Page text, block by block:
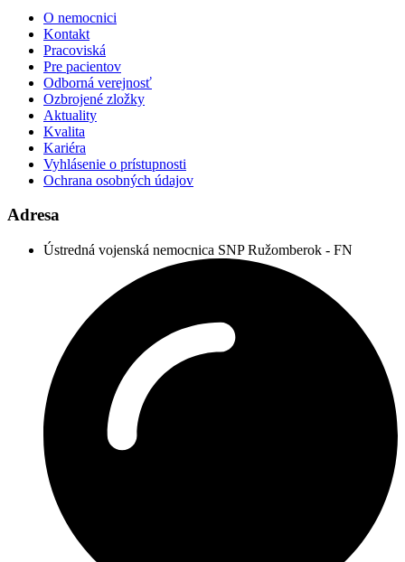
O nemocnici
Kontakt
Pracoviská
Pre pacientov
Odborná verejnosť
Ozbrojené zložky
Aktuality
Kvalita
Kariéra
Vyhlásenie o prístupnosti
Ochrana osobných údajov
Adresa
Ústredná vojenská nemocnica SNP Ružomberok - FN